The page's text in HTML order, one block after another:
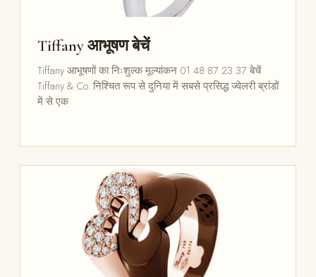
Tiffany आभूषण बेचें
Tiffany आभूषणों का निःशुल्क मूल्यांकन 01 48 87 23 37 बेचें
Tiffany & Co. निश्चित रूप से दुनिया में सबसे प्रसिद्ध ज्वेलरी ब्रांडों
में से एक